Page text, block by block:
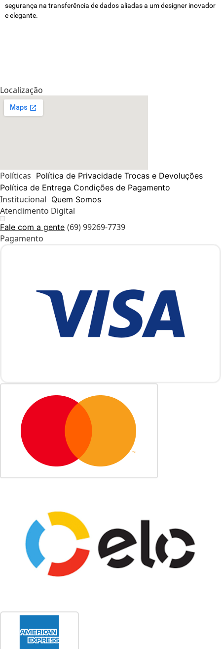
segurança na transferência de dados aliadas a um designer inovador
e elegante.
Localização
Políticas Política de Privacidade Trocas e Devoluções
Política de Entrega Condições de Pagamento
Institucional Quem Somos
Atendimento Digital
Fale com a gente (69) 99269-7739
Pagamento